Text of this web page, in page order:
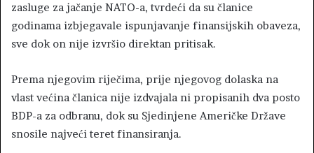
zasluge za jačanje NATO-a, tvrdeći da su članice
godinama izbjegavale ispunjavanje finansijskih obaveza,
sve dok on nije izvršio direktan pritisak.
Prema njegovim riječima, prije njegovog dolaska na
vlast većina članica nije izdvajala ni propisanih dva posto
BDP-a za odbranu, dok su Sjedinjene Američke Države
snosile najveći teret finansiranja.